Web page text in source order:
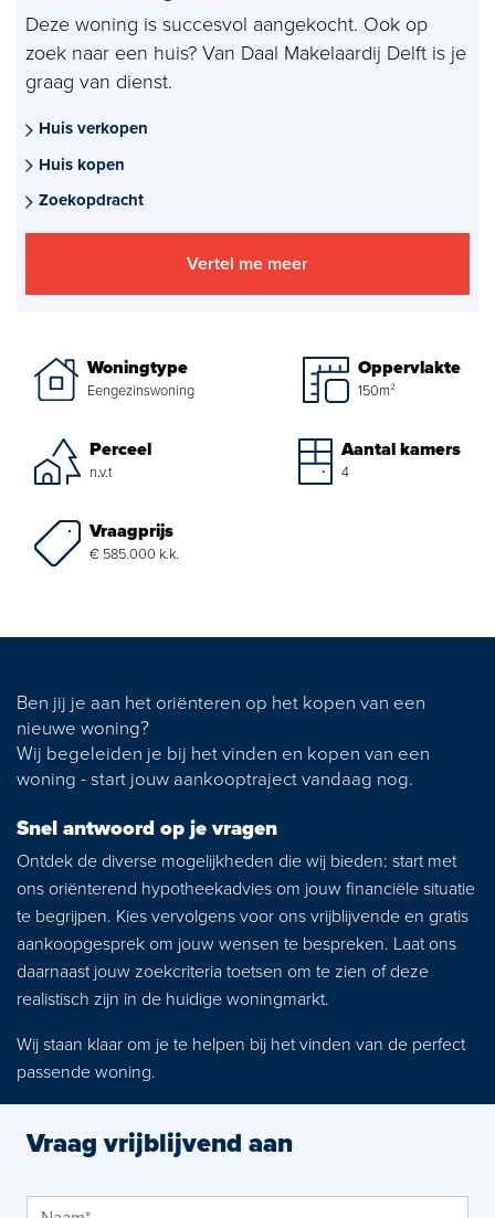
Verhuren
Aankoopmakelaar nieuwbouw
Hypotheekadvies
Projectadvies
Energielabel
Ons Team
Klantbeoordelingen
Contact
Deze woning is succesvol aangekocht. Ook op
zoek naar een huis? Van Daal Makelaardij Delft is je
graag van dienst.
Huis verkopen
Huis kopen
Zoekopdracht
Vertel me meer
Woningtype
Eengezinswoning
Oppervlakte
150m²
Perceel
n.v.t
Aantal kamers
4
Vraagprijs
€ 585.000 k.k.
Ben jij je aan het oriënteren op het kopen van een
nieuwe woning?
Wij begeleiden je bij het vinden en kopen van een
woning - start jouw aankooptraject vandaag nog.
Snel antwoord op je vragen
Ontdek de diverse mogelijkheden die wij bieden: start met
ons oriënterend hypotheekadvies om jouw financiële situatie
te begrijpen. Kies vervolgens voor ons vrijblijvende en gratis
aankoopgesprek om jouw wensen te bespreken. Laat ons
daarnaast jouw zoekcriteria toetsen om te zien of deze
realistisch zijn in de huidige woningmarkt.
Wij staan klaar om je te helpen bij het vinden van de perfect
passende woning.
Vraag vrijblijvend aan